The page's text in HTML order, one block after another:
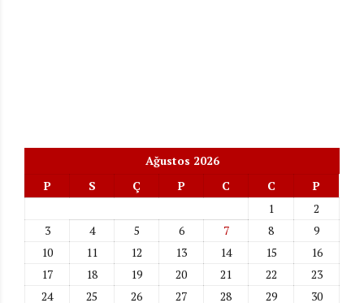
Ağustos 2026
P
S Ç P C C
P
1
2
3
4 5 6 7 8
9
10
11 12 13 14 15
16
17
18 19 20 21 22
23
24
25 26 27 28 29
30